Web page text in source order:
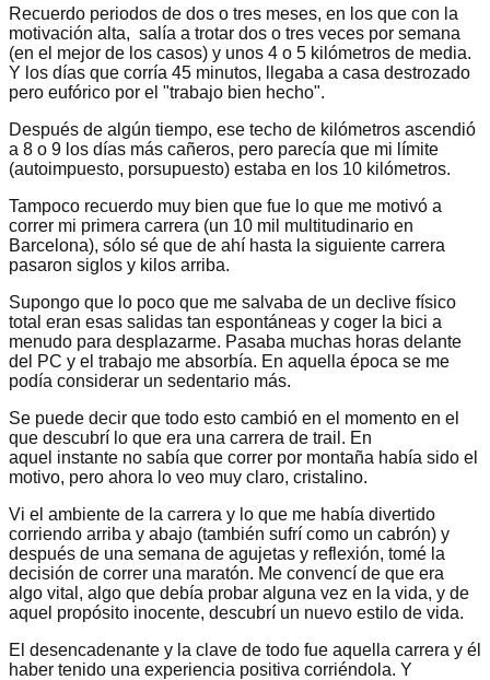
Recuerdo periodos de dos o tres meses, en los que con la
motivación alta, salía a trotar dos o tres veces por semana
(en el mejor de los casos) y unos 4 o 5 kilómetros de media.
Y los días que corría 45 minutos, llegaba a casa destrozado
pero eufórico por el "trabajo bien hecho".
Después de algún tiempo, ese techo de kilómetros ascendió
a 8 o 9 los días más cañeros, pero parecía que mi límite
(autoimpuesto, porsupuesto) estaba en los 10 kilómetros.
Tampoco recuerdo muy bien que fue lo que me motivó a
correr mi primera carrera (un 10 mil multitudinario en
Barcelona), sólo sé que de ahí hasta la siguiente carrera
pasaron siglos y kilos arriba.
Supongo que lo poco que me salvaba de un declive físico
total eran esas salidas tan espontáneas y coger la bici a
menudo para desplazarme. Pasaba muchas horas delante
del PC y el trabajo me absorbía. En aquella época se me
podía considerar un sedentario más.
Se puede decir que todo esto cambió en el momento en el
que descubrí lo que era una carrera de trail. En
aquel instante no sabía que correr por montaña había sido el
motivo, pero ahora lo veo muy claro, cristalino.
Vi el ambiente de la carrera y lo que me había divertido
corriendo arriba y abajo (también sufrí como un cabrón) y
después de una semana de agujetas y reflexión, tomé la
decisión de correr una maratón. Me convencí de que era
algo vital, algo que debía probar alguna vez en la vida, y de
aquel propósito inocente, descubrí un nuevo estilo de vida.
El desencadenante y la clave de todo fue aquella carrera y él
haber tenido una experiencia positiva corriéndola. Y